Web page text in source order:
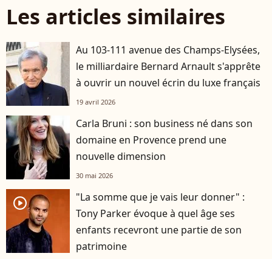
Les articles similaires
Au 103-111 avenue des Champs-Elysées,
le milliardaire Bernard Arnault s'apprête
à ouvrir un nouvel écrin du luxe français
19 avril 2026
Carla Bruni : son business né dans son
domaine en Provence prend une
nouvelle dimension
30 mai 2026
player2
"La somme que je vais leur donner" :
Tony Parker évoque à quel âge ses
enfants recevront une partie de son
patrimoine